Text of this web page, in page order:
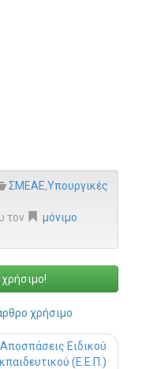
ΣΜΕΑΕ,Υπουργικές
τον
μόνιμο
χρήσιμο
Αποσπάσεις Ειδικού
(Ε.Ε.Π.)